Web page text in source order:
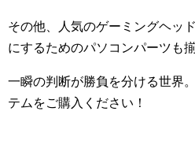
その他、人気のゲーミングヘッ
にするためのパソコンパーツも
一瞬の判断が勝負を分ける世界
テムをご購入ください！